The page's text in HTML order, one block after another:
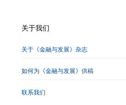
关于我们
关于《金融与发展》杂志
如何为《金融与发展》供稿
联系我们